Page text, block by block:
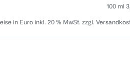
100 ml
in Euro inkl. 20 % MwSt. zzgl.